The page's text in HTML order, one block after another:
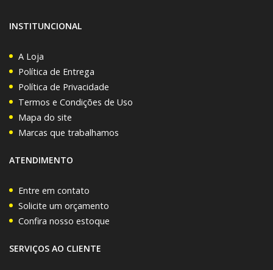
INSTITUNCIONAL
A Loja
Política de Entrega
Política de Privacidade
Termos e Condições de Uso
Mapa do site
Marcas que trabalhamos
ATENDIMENTO
Entre em contato
Solicite um orçamento
Confira nosso estoque
SERVIÇOS AO CLIENTE